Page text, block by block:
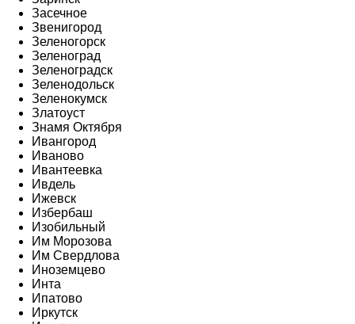
Засечное
Звенигород
Зеленогорск
Зеленоград
Зеленоградск
Зеленодольск
Зеленокумск
Златоуст
Знамя Октября
Ивангород
Иваново
Ивантеевка
Ивдель
Ижевск
Избербаш
Изобильный
Им Морозова
Им Свердлова
Иноземцево
Инта
Ипатово
Иркутск